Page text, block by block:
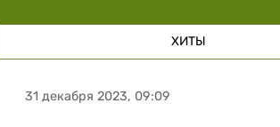
ХИТЫ
31 декабря 2023, 09:09